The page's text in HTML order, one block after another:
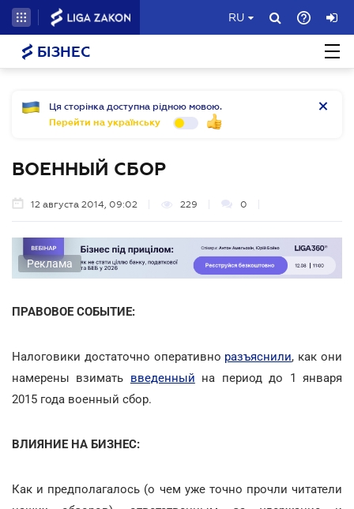
RU
БІЗНЕС
Ця сторінка доступна рідною мовою.
Перейти на українську
ВОЕННЫЙ СБОР
12 августа 2014, 09:02 229 0
Реклама
ПРАВОВОЕ СОБЫТИЕ:
Налоговики достаточно оперативно разъяснили, как они
намерены взимать введенный на период до 1 января
2015 года военный сбор.
ВЛИЯНИЕ НА БИЗНЕС:
Как и предполагалось (о чем уже точно прочли читатели